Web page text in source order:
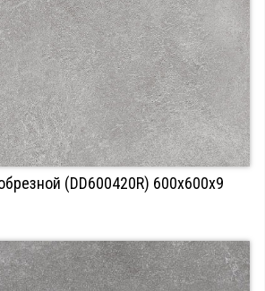
(DD600420R) 600х600х9